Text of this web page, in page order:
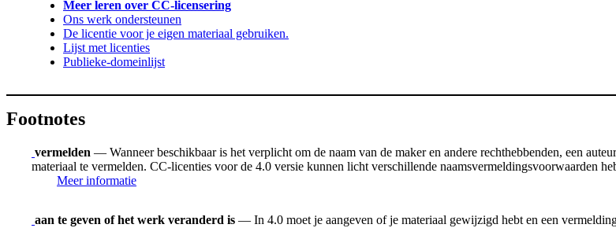
Meer leren over CC-licensering
Ons werk ondersteunen
De licentie voor je eigen materiaal gebruiken.
Lijst met licenties
Publieke-domeinlijst
Footnotes
vermelden — Wanneer beschikbaar is het verplicht om de naam van de maker en andere rechthebbenden, een
materiaal te vermelden. CC-licenties voor de 4.0 versie kunnen licht verschillende naamsvermeldingsvoorwaarden
Meer informatie
aan te geven of het werk veranderd is — In 4.0 moet je aangeven of je materiaal gewijzigd hebt en een